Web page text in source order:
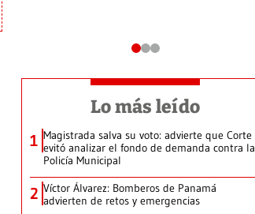
Lo más leído
1 Magistrada salva su voto: advierte que Corte
evitó analizar el fondo de demanda contra la
Policía Municipal
2 Víctor Álvarez: Bomberos de Panamá
advierten de retos y emergencias